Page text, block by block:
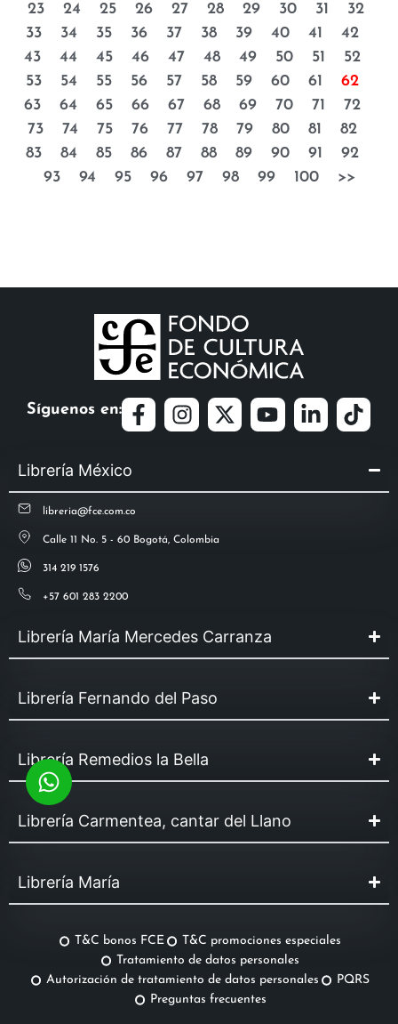
23
24 25 26 27 28 29 30 31
32
33
34 35 36 37 38 39 40 41
42
43
44 45 46 47 48 49 50 51
52
53
54 55 56 57 58 59 60 61
62
63
64 65 66 67 68 69 70 71
72
73
74 75 76 77 78 79 80 81
82
83
84 85 86 87 88 89 90 91
92
93
94 95 96 97 98 99 100 >>
Síguenos en:
Librería México
libreria@fce.com.co
Calle 11 No. 5 - 60 Bogotá, Colombia
314 219 1576
+57 601 283 2200
Librería María Mercedes Carranza
Librería Fernando del Paso
Librería Remedios la Bella
Librería Carmentea, cantar del Llano
Librería María
T&C bonos FCE
T&C promociones especiales
Tratamiento de datos personales
Autorización de tratamiento de datos personales
PQRS
Preguntas frecuentes